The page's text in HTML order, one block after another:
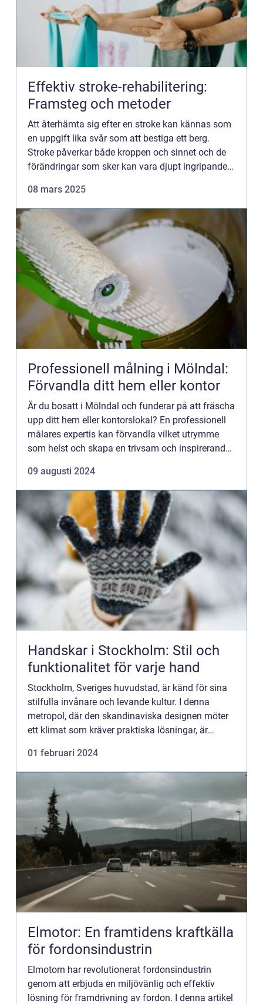
Effektiv stroke-rehabilitering:
Framsteg och metoder
Att återhämta sig efter en stroke kan kännas som
en uppgift lika svår som att bestiga ett berg.
Stroke påverkar både kroppen och sinnet och de
förändringar som sker kan vara djupt ingripande
08 mars 2025
Professionell målning i Mölndal:
Förvandla ditt hem eller kontor
Är du bosatt i Mölndal och funderar på att fräscha
upp ditt hem eller kontorslokal? En professionell
målares expertis kan förvandla vilket utrymme
som helst och skapa en trivsam och inspirerande
09 augusti 2024
Handskar i Stockholm: Stil och
funktionalitet för varje hand
Stockholm, Sveriges huvudstad, är känd för sina
stilfulla invånare och levande kultur. I denna
metropol, där den skandinaviska designen möter
ett klimat som kräver praktiska lösningar, är
01 februari 2024
Elmotor: En framtidens kraftkälla
för fordonsindustrin
Elmotorn har revolutionerat fordonsindustrin
genom att erbjuda en miljövänlig och effektiv
lösning för framdrivning av fordon. I denna artikel